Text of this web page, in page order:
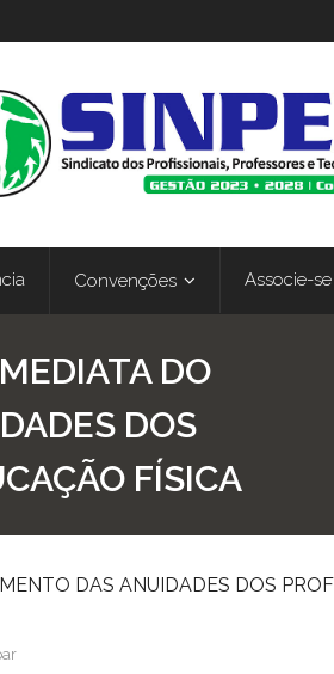
Convenções Associe-se
DO
DOS
FÍSICA
DAS ANUIDADES DOS